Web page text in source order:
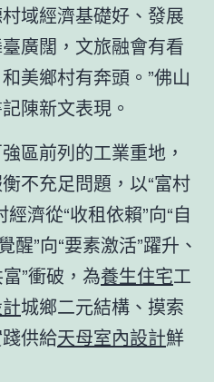
域經濟基礎好、發展
廣闊，文旅融會有看
美鄉村有奔頭。”佛山
陳新文表現。
區前列的工業重地，
不充足問題，以“富村
濟從“收租依賴”向“自
醒”向“要素激活”躍升、
”衝破，為養生住宅工
城鄉二元結構、摸索
供給天母室內設計鮮